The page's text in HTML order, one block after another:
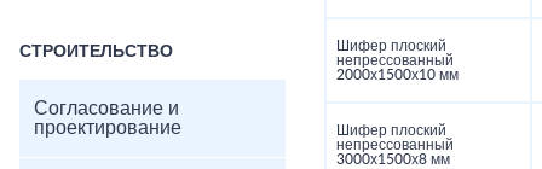
СТРОИТЕЛЬСТВО
Согласование и
проектирование
Шифер плоский
непрессованный
2000х1500х10 мм
Шифер плоский
непрессованный
3000х1500х8 мм